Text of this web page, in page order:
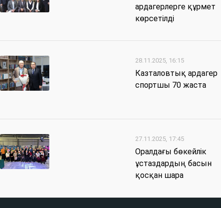
ардагерлерге құрмет
көрсетілді
28.11.2025, 16:15
Казталовтық ардагер
спортшы 70 жаста
27.11.2025, 17:45
Оралдағы бөкейлік
ұстаздардың басын
қосқан шара